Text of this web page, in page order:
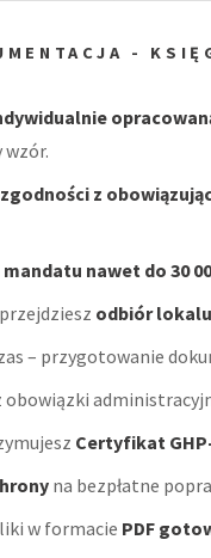
-
wzór.
zgodności z
mandatu nawet do 30
odbiór
– przygotowanie
Certyfikat
na bezpłatne
w formacie PDF